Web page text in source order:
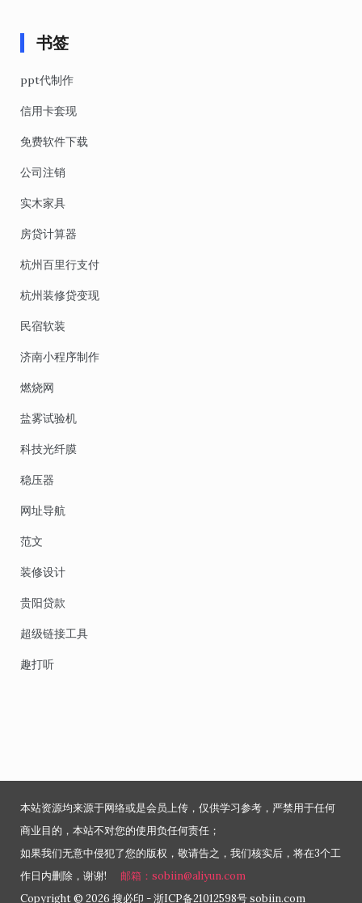
书签
ppt代制作
信用卡套现
免费软件下载
公司注销
实木家具
房贷计算器
杭州百里行支付
杭州装修贷变现
民宿软装
济南小程序制作
燃烧网
盐雾试验机
科技光纤膜
稳压器
网址导航
范文
装修设计
贵阳贷款
超级链接工具
趣打听
本站资源均来源于网络或是会员上传，仅供学习参考，严禁用于任何
商业目的，本站不对您的使用负任何责任；
如果我们无意中侵犯了您的版权，敬请告之，我们核实后，将在3个工
作日内删除，谢谢! 邮箱：sobiin@aliyun.com
Copyright © 2026 搜必印 - 浙ICP备21012598号 sobiin.com